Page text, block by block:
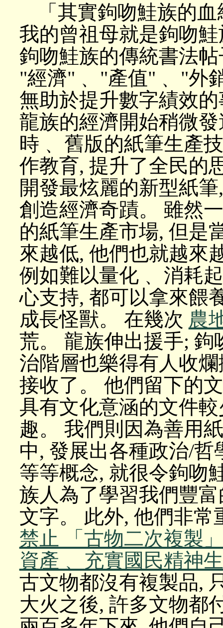
「其實鉤吻鮭族的
我的曾祖母就是鉤吻
鉤吻鮭族的傳統書法
"經濟"﹑ "產值"﹑ "外
無助於提升數字績效
龍族的經濟開始稍微
時﹑ 舊版的紙筆生產
作教育, 提升了全民的
開發最炫麗的新型紙
創造經濟奇蹟。 雖然
的紙筆生產市場, 但是
來越低, 他們也就越來
例如難以量化﹑ 消耗
心支持, 都可以拿來餵
成長怪獸。 在幾次 農
荒。 龍族伸出援手; 鉤
治階層也樂得有人收
接收了。 他們留下的
具有文化意涵的文件
趣。 我們則因為善用
中, 發展出各種政治/哲
等等概念, 就很令鉤吻
族人為了學習我們豐
文字。 此外, 他們非
禁止 「古物二次複製
資產﹑ 充實國民精神
古文物都沒有複製品,
大火之後, 許多文物都